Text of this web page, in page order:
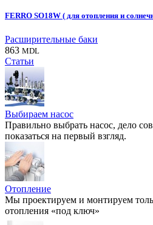
FERRO SO18W ( для отопления и
Расширительные баки
863 MDL
Статьи
Выбираем насос
Правильно выбрать насос, дело
показаться на первый взгляд.
Отопление
Мы проектируем и монтируем
отопления «под ключ»